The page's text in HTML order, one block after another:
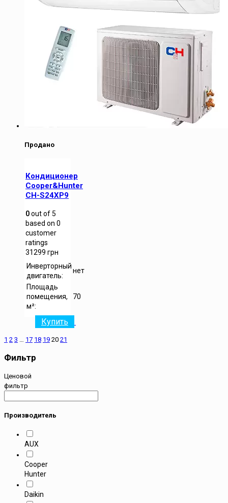
Продано
Кондиционер
Cooper&Hunter
CH-S24XP9
0out of5
based on 0
customer
ratings
31299 грн
Инверторный
двигатель:
нет
Площадь
помещения,
м²:
70
Купить
1 2 3 … 17 18 19 20 21
Фильтр
Ценовой
фильтр
Производитель
AUX
Cooper
Hunter
Daikin